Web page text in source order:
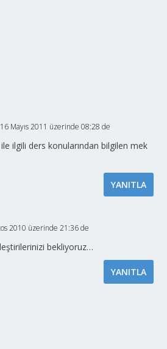
16 Mayıs 2011 üzerinde 08:28 de
ile ilgili ders konularından bilgilen mek
YANITLA
2010 üzerinde 21:36 de
bekliyoruz…
YANITLA